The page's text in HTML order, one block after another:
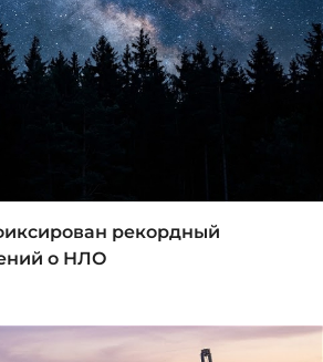
рекордный
о НЛО